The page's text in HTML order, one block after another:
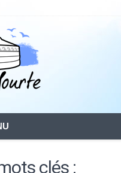
clés :